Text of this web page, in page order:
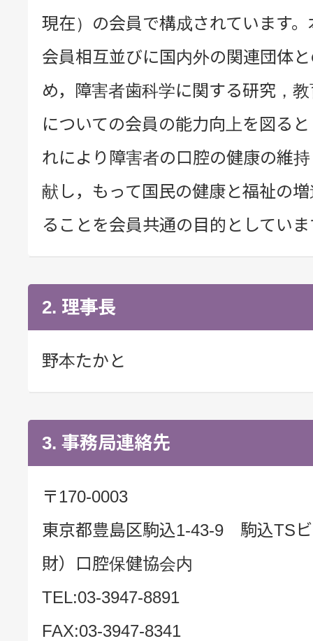
現在）の会員で構成されています
会員相互並びに国内外の関連団体
め，障害者歯科学に関する研究，
についての会員の能力向上を図る
れにより障害者の口腔の健康の維
献し，もって国民の健康と福祉の
ることを会員共通の目的としていま
2. 理事長
野本たかと
3. 事務局連絡先
〒170-0003
東京都豊島区駒込1-43-9 駒込TS
財）口腔保健協会内
TEL:03-3947-8891
FAX:03-3947-8341
ENGLISH